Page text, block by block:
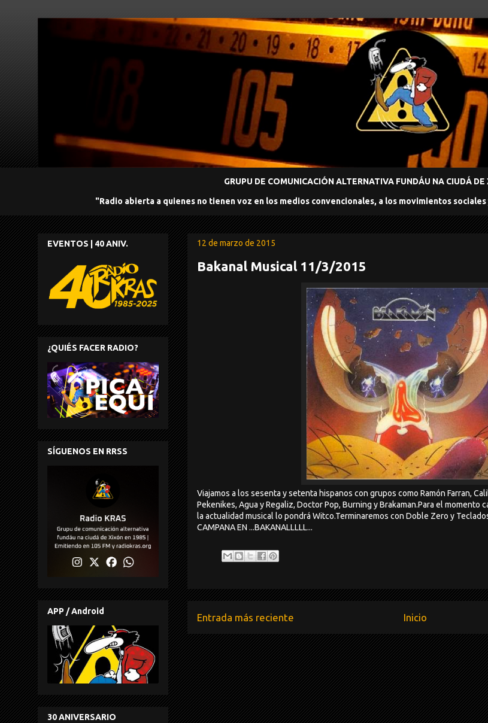
GRUPU DE COMUNICACIÓN ALTERNATIVA FUNDÁU NA CIUDÁ
"Radio abierta a quienes no tienen voz en los medios convencionales, a los movimientos
12 de marzo de 2015
Bakanal Musical 11/3/2015
Viajamos a los sesenta y setenta hispanos con grupos como Ramón Farran,
Pekenikes, Agua y Regaliz, Doctor Pop, Burning y Brakaman.Para el momento
la actualidad musical lo pondrá Witco.Terminaremos con Doble Zero y Teclados
CAMPANA EN ...BAKANALLLLL...
Entrada más reciente Inicio
EVENTOS | 40 ANIV.
¿QUIÉS FACER RADIO?
SÍGUENOS EN RRSS
APP / Android
30 ANIVERSARIO